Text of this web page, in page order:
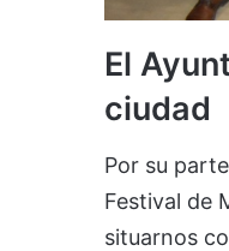
El
ciudad
Por su
Festival de
situarnos